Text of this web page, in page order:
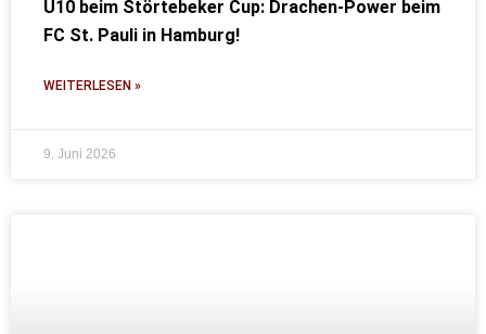
U10 beim Störtebeker Cup: Drachen-Power beim
FC St. Pauli in Hamburg!
WEITERLESEN »
9. Juni 2026